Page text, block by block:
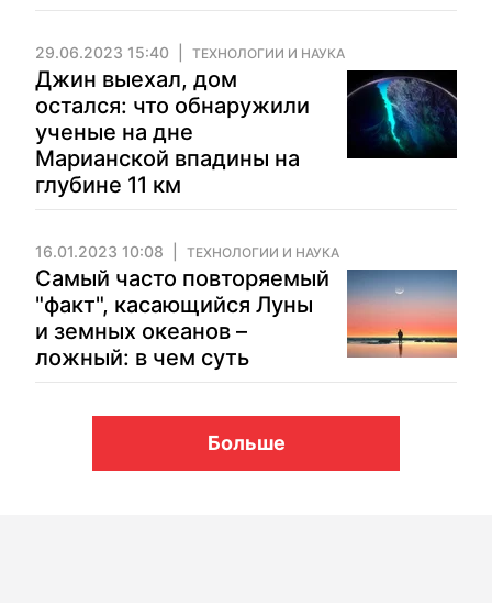
29.06.2023 15:40 ТЕХНОЛОГИИ И НАУКА
Джин выехал, дом
остался: что обнаружили
ученые на дне
Марианской впадины на
глубине 11 км
16.01.2023 10:08 ТЕХНОЛОГИИ И НАУКА
Самый часто повторяемый
"факт", касающийся Луны
и земных океанов –
ложный: в чем суть
Больше